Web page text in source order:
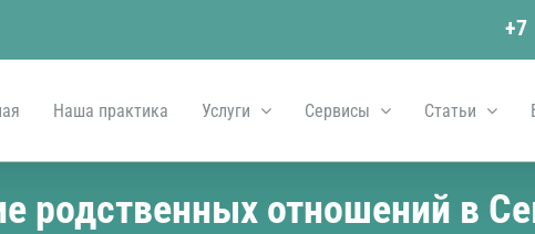
+7
Наша практика Услуги Сервисы Статьи
родственных отношений в